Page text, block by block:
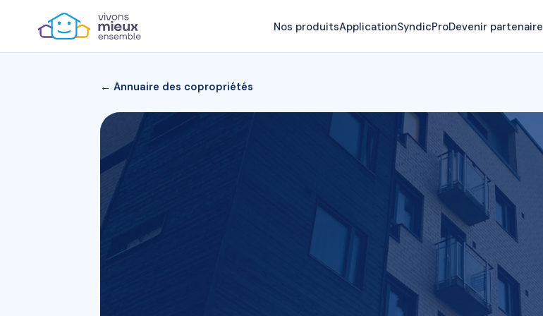
Nos produitsApplicationSyndicProDevenir partenaire
← Annuaire des copropriétés